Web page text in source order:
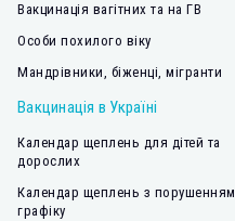
Вакцинація вагітних та на ГВ
Особи похилого віку
Мандрівники, біженці, мігранти
Вакцинація в Україні
Календар щеплень для дітей та
дорослих
Календар щеплень з порушенням
графіку